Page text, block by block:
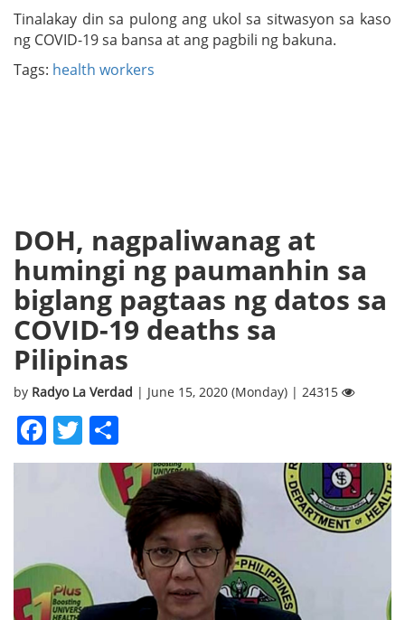
Tinalakay din sa pulong ang ukol sa sitwasyon sa kaso
ng COVID-19 sa bansa at ang pagbili ng bakuna.
Tags: health workers
DOH, nagpaliwanag at
humingi ng paumanhin sa
biglang pagtaas ng datos sa
COVID-19 deaths sa
Pilipinas
by Radyo La Verdad | June 15, 2020 (Monday) | 24315
Facebook
Twitter